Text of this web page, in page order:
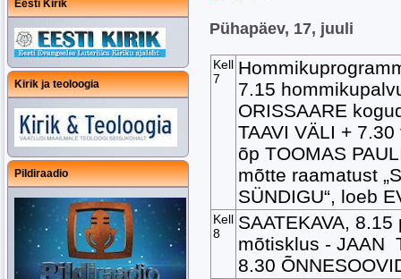
Eesti Kirik
Kirik ja teoloogia
Pildiraadio
Pühapäev, 17, juuli
Kell
7
7.15
ORISSAARE
TAAVI VÄLI +
õp TOOMAS
mõtte raamatust
SÜNDIGU“, loeb
Kell
8
SAATEKAVA,
mõtisklus - JAAN
8.30